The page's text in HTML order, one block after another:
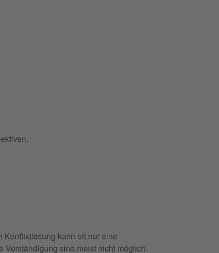
Konfliktlösung kann oft nur eine
Verständigung sind meist nicht möglich.